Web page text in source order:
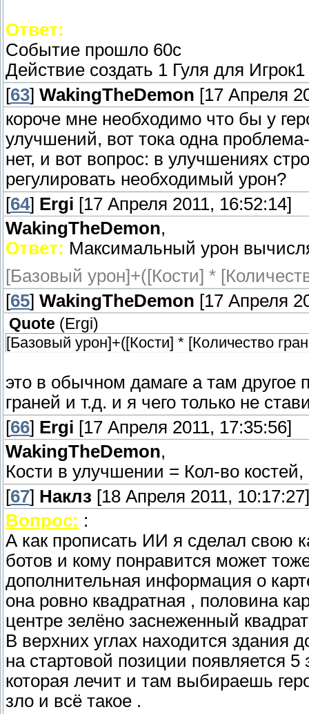
Ответ:
Событие прошло 60с
Действие создать 1 Гуля для
[63] WakingTheDemon [17 Апреля
короче мне необходимо что бы у
улучшений, вот тока одна
нет, и вот вопрос: в улучшениях
регулировать необходимый урон?
[64] Ergi [17 Апреля 2011, 16:52:14]
WakingTheDemon,
Ответ: Максимальный урон
[Базовый урон]+([Кости] *
[65] WakingTheDemon [17 Апреля
Quote ( Ergi)
[Базовый урон]+([Кости] * [Количество
это в обычном дамаге а там другое
граней и т.д. и я чего только не
[66] Ergi [17 Апреля 2011, 17:35:56]
WakingTheDemon,
Кости в улучшении = Кол-во
[67] Наклз [18 Апреля 2011, 10:17:27]
Вопрос: :
А как прописать ИИ я сделал свою
ботов и кому понравится может
дополнительная информация о
она ровно квадратная , половина
центре зелёно заснеженный
В верхних углах находится здания
на стартовой позиции появляется
которая лечит и там выбираешь
зло и всё такое .